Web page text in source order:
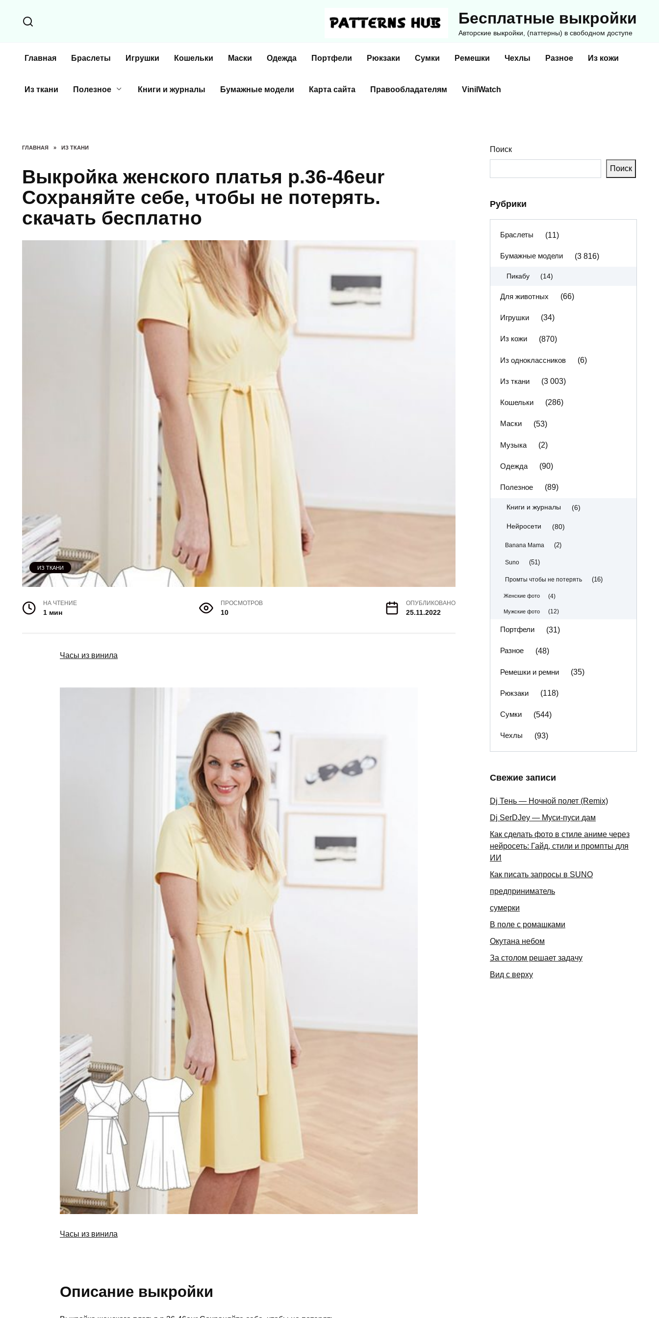
содержанию
Бесплатные выкройки
Авторские выкройки, (паттерны) в свободном доступе
Главная Браслеты Игрушки Кошельки Маски Одежда Портфели Рюкзаки Сумки Ремешки Чехлы Разное Из кожи
Из ткани Полезное Книги и журналы Бумажные модели Карта сайта Правообладателям VinilWatch
ГЛАВНАЯ » ИЗ ТКАНИ
Выкройка женского платья р.36-46eur
Сохраняйте себе, чтобы не потерять.
скачать бесплатно
ИЗ ТКАНИ
НА ЧТЕНИЕ
1 мин
ПРОСМОТРОВ
10
ОПУБЛИКОВАНО
25.11.2022
Часы из винила
Часы из винила
Описание выкройки
Поиск
Поиск
Рубрики
Браслеты (11)
Бумажные модели (3 816)
Пикабу (14)
Для животных (66)
Игрушки (34)
Из кожи (870)
Из одноклассников (6)
Из ткани (3 003)
Кошельки (286)
Маски (53)
Музыка (2)
Одежда (90)
Полезное (89)
Книги и журналы (6)
Нейросети (80)
Banana Mama (2)
Suno (51)
Промты чтобы не потерять (16)
Женские фото (4)
Мужские фото (12)
Портфели (31)
Разное (48)
Ремешки и ремни (35)
Рюкзаки (118)
Сумки (544)
Чехлы (93)
Свежие записи
Dj Тень — Ночной полет (Remix)
Dj SerDJey — Муси-пуси дам
Как сделать фото в стиле аниме через
нейросеть: Гайд, стили и промпты для
ИИ
Как писать запросы в SUNO
предприниматель
сумерки
В поле с ромашками
Окутана небом
За столом решает задачу
Вид с верху